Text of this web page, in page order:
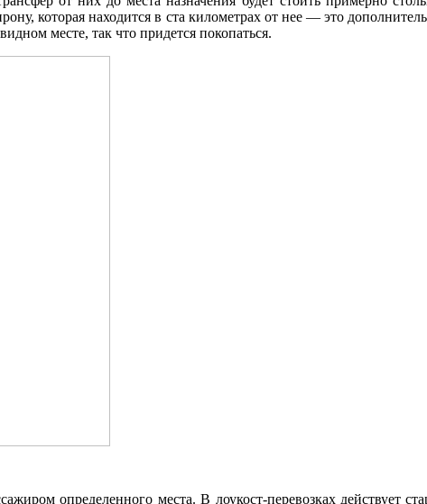
которая находится в ста километрах от нее — это
месте, так что придется покопаться.
определенного места. В лоукост-перевозках действует